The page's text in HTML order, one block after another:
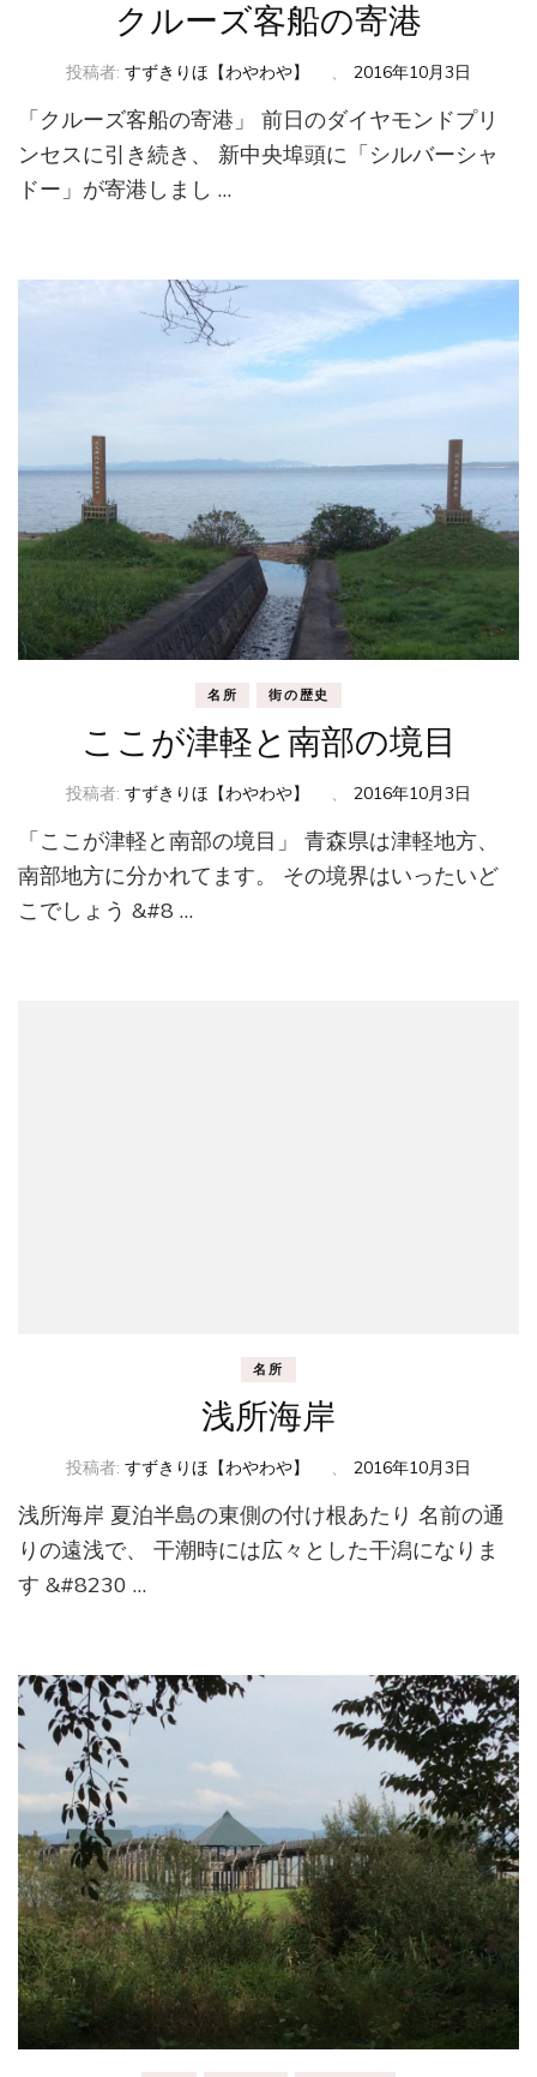
クルーズ客船の寄港
投稿者: すずきりほ【わやわや】 、 2016年10月3日
「クルーズ客船の寄港」 前日のダイヤモンドプリ
ンセスに引き続き、 新中央埠頭に「シルバーシャ
ドー」が寄港しまし …
名所 街の歴史
ここが津軽と南部の境目
投稿者: すずきりほ【わやわや】 、 2016年10月3日
「ここが津軽と南部の境目」 青森県は津軽地方、
南部地方に分かれてます。 その境界はいったいど
こでしょう &#8 …
名所
浅所海岸
投稿者: すずきりほ【わやわや】 、 2016年10月3日
浅所海岸 夏泊半島の東側の付け根あたり 名前の通
りの遠浅で、 干潮時には広々とした干潟になりま
す &#8230 …